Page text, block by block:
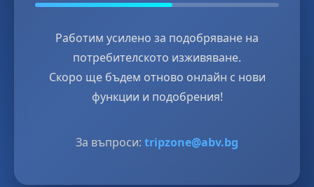
Работим усилено за подобряване на
потребителското изживяване.
Скоро ще бъдем отново онлайн с нови
функции и подобрения!
За въпроси: tripzone@abv.bg